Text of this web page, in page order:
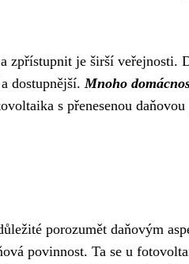
zpřístupnit je širší veřejnosti.
dostupnější. Mnoho
s přenesenou
porozumět daňovým
povinnost. Ta se u